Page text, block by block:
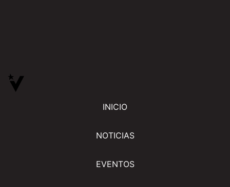
INICIO
NOTICIAS
EVENTOS